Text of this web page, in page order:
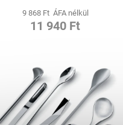
9 868 Ft ÁFA nélkül
11 940 Ft